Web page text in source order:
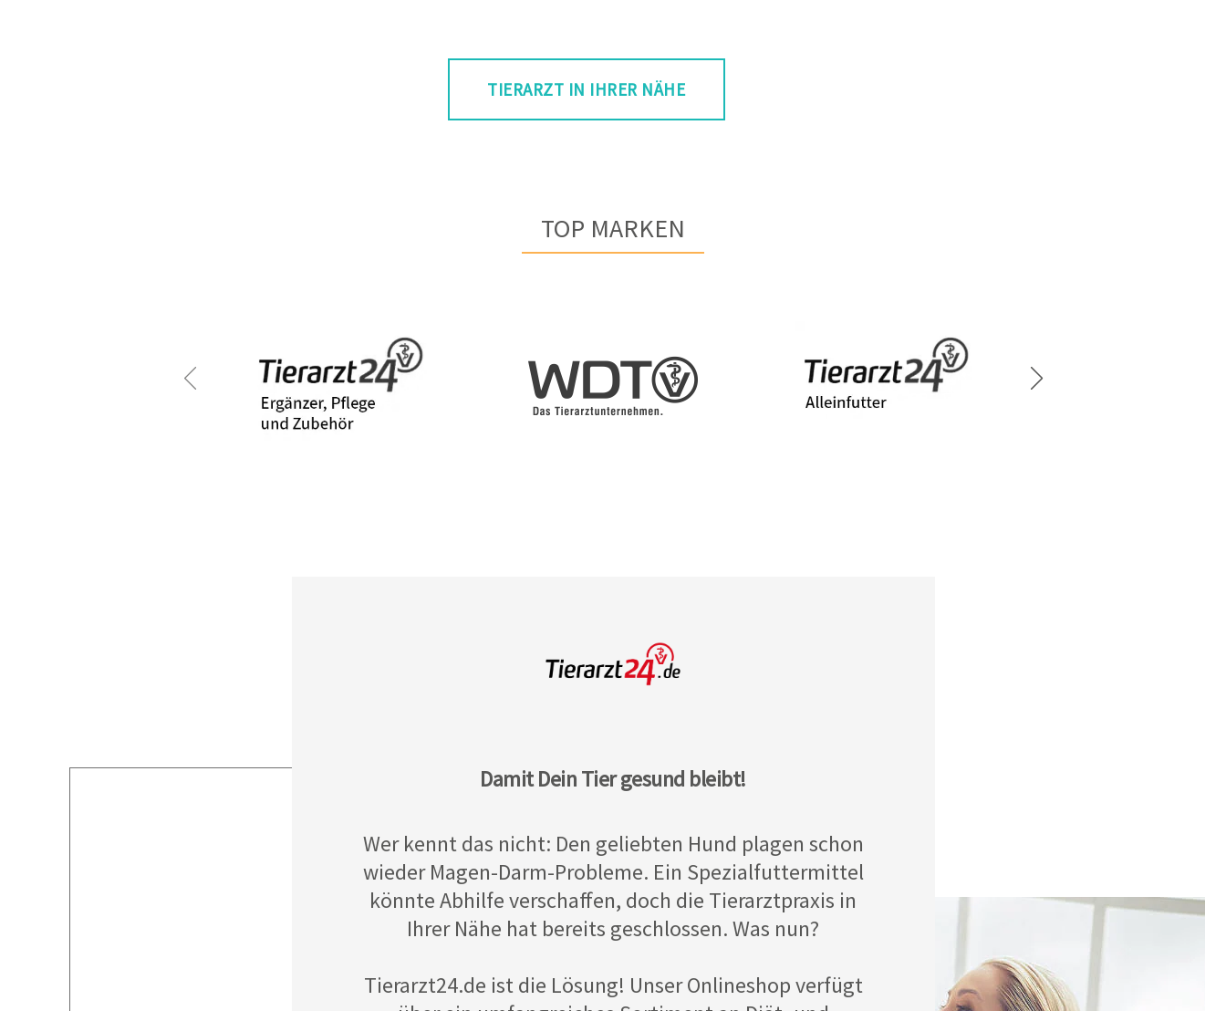
TIERARZT IN IHRER NÄHE
TOP MARKEN
Damit Dein Tier gesund bleibt!
Wer kennt das nicht: Den geliebten Hund plagen schon
wieder Magen-Darm-Probleme. Ein Spezialfuttermittel
könnte Abhilfe verschaffen, doch die Tierarztpraxis in
Ihrer Nähe hat bereits geschlossen. Was nun?
Tierarzt24.de ist die Lösung! Unser Onlineshop verfügt